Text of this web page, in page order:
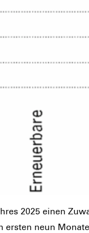
2025 einen
neun